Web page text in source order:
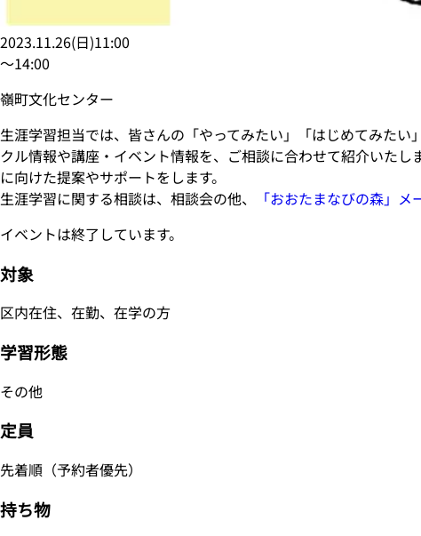
2023.11.26(日)11:00
〜14:00
嶺町文化センター
生涯学習担当では、皆さんの「やってみたい」「はじめてみた
クル情報や講座・イベント情報を、ご相談に合わせて紹介いた
に向けた提案やサポートをします。
生涯学習に関する相談は、相談会の他、
「おおたまなびの森」メ
イベントは終了しています。
対象
区内在住、在勤、在学の方
学習形態
その他
定員
先着順（予約者優先）
持ち物